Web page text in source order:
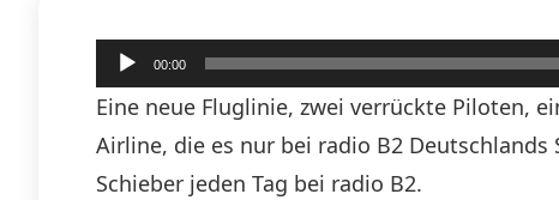
Audio-
Player
00:00
Eine neue Fluglinie, zwei verrückte Piloten,
Airline, die es nur bei radio B2 Deutschlands
Schieber jeden Tag bei radio B2.